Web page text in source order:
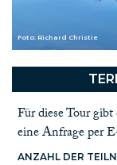
Praktische
Foto: Richard Christie
Für diese Tour
eine Anfrage per
ANZAHL DER